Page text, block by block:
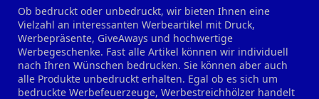
Ob bedruckt oder unbedruckt, wir bieten Ihnen eine
Vielzahl an interessanten Werbeartikel mit Druck,
Werbepräsente, GiveAways und hochwertige
Werbegeschenke. Fast alle Artikel können wir individuell
nach Ihren Wünschen bedrucken. Sie können aber auch
alle Produkte unbedruckt erhalten. Egal ob es sich um
bedruckte Werbefeuerzeuge, Werbestreichhölzer handelt